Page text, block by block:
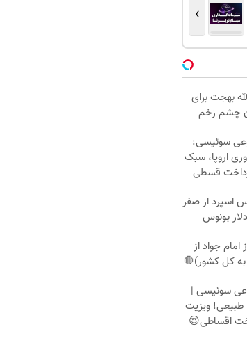
›
بهجت برای
چشم زخم
سوئیسی:
اروپا، سبک
قسطی
اسپرد از صفر
جواد از
کل کشور)🛑
سوئیسی |
طبیعی! ویزیت
اقساطی😍